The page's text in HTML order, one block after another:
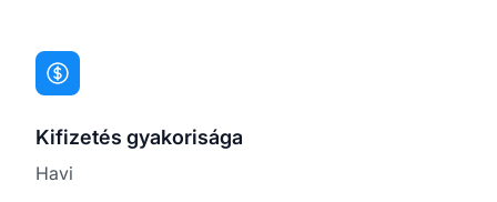
Kifizetés gyakorisága
Havi